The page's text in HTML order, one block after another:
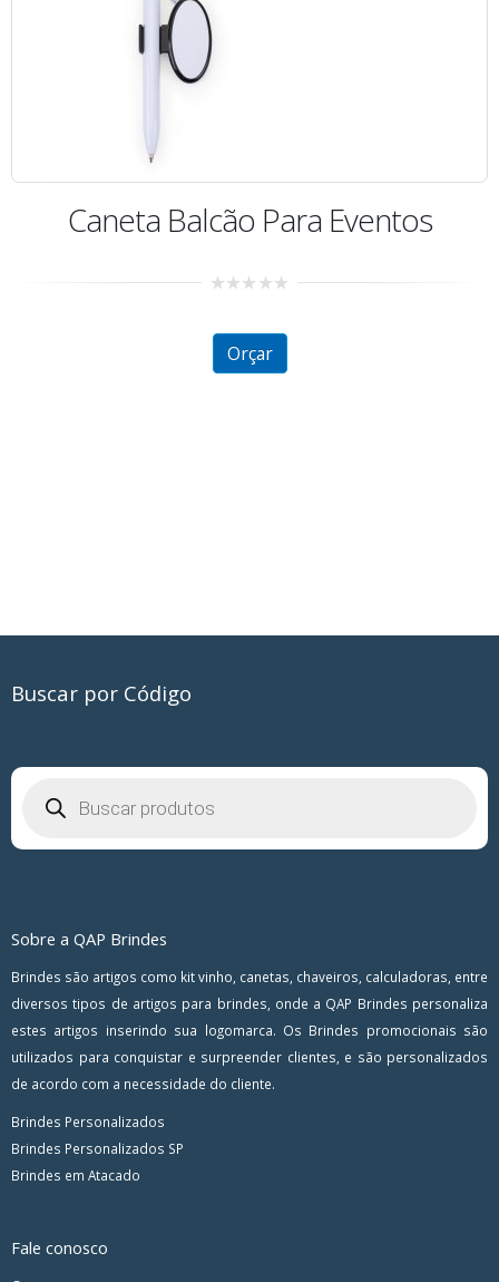
Caneta Balcão Para Eventos
of
Orçar
Buscar por Código
produtos
Sobre a QAP Brindes
Brindes são artigos como kit vinho, canetas, chaveiros, calculadoras, entre
diversos tipos de artigos para brindes, onde a QAP Brindes personaliza
estes artigos inserindo sua logomarca. Os Brindes promocionais são
utilizados para conquistar e surpreender clientes, e são personalizados
de acordo com a necessidade do cliente.
Brindes Personalizados
Brindes Personalizados SP
Brindes em Atacado
Fale conosco